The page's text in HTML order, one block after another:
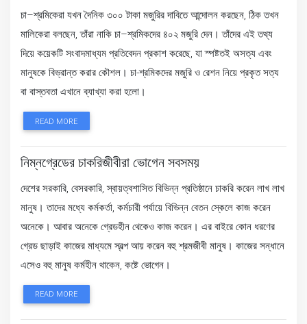
চা–শ্রমিকেরা যখন দৈনিক ৩০০ টাকা মজুরির দাবিতে আন্দোলন করছেন, ঠিক তখন
মালিকেরা বলছেন, তাঁরা নাকি চা–শ্রমিকদের ৪০২ মজুরি দেন। তাঁদের এই তথ্য
দিয়ে কয়েকটি সংবাদমাধ্যম প্রতিবেদন প্রকাশ করেছে, যা স্পষ্টতই অসত্য এবং
মানুষকে বিভ্রান্ত করার কৌশল। চা-শ্রমিকদের মজুরি ও রেশন নিয়ে প্রকৃত সত্য
বা বাস্তবতা এখানে ব্যাখ্যা করা হলো।
READ MORE
নিম্নগ্রেডের চাকরিজীবীরা ভোগেন সবসময়
দেশের সরকারি, বেসরকারি, স্বায়ত্বশাসিত বিভিন্ন প্রতিষ্ঠানে চাকরি করেন লাখ লাখ
মানুষ। তাদের মধ্যে কর্মকর্তা, কর্মচারী পর্যায়ে বিভিন্ন বেতন স্কেলে কাজ করেন
অনেকে। আবার অনেকে গ্রেডহীন থেকেও কাজ করেন। এর বাইরে কোন ধরণের
গ্রেড ছাড়াই কাজের মাধ্যমে স্বল্প আয় করেন বহু শ্রমজীবী মানুষ। কাজের সন্ধানে
এসেও বহু মানুষ কর্মহীন থাকেন, কষ্টে ভোগেন।
READ MORE